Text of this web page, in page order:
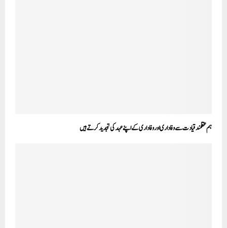
ہم عقلمند قیادت سے وفاداری اور وفاداری کے اپنے عہد کی تجدید کرتے ہیں